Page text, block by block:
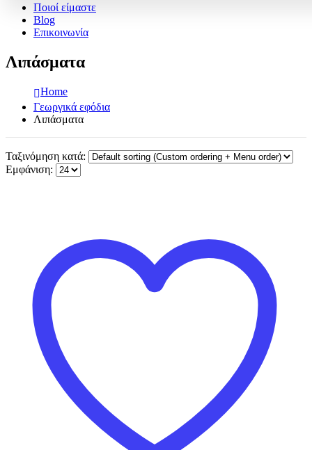
Ποιοί είμαστε
Blog
Επικοινωνία
Λιπάσματα
Home
Γεωργικά εφόδια
Λιπάσματα
Ταξινόμηση κατά:
Εμφάνιση: